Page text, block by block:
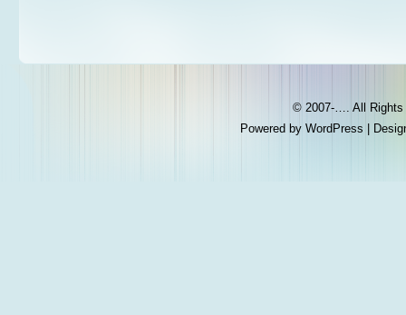
© 2007-…. All
Powered by WordPress |